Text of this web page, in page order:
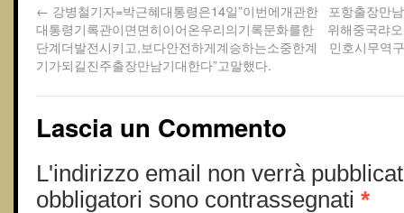
← 강병철기자=박근혜대통령은14일”이번에개관한
대통령기록관이면면히이어온우리의기록문화를한
단계더발전시키고,보다안전하게계승하는소중한계
기가되길진주출장만남기대한다”고말했다.
포항출장만
위해중국랴
민호시무역
Lascia un Commento
L'indirizzo email non verrà
obbligatori sono contrassegnati *